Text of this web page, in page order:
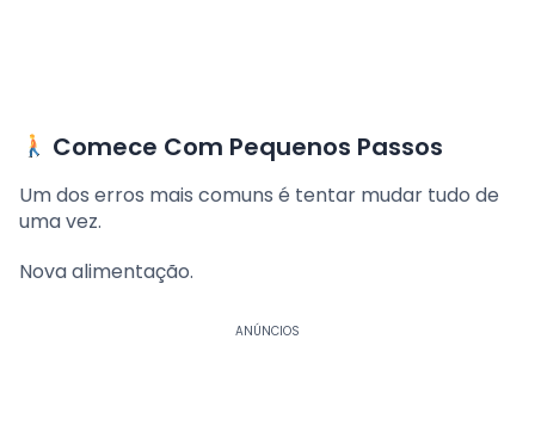
Comece Com Pequenos Passos
Um dos erros mais comuns é tentar mudar tudo de
uma vez.
Nova alimentação.
ANÚNCIOS